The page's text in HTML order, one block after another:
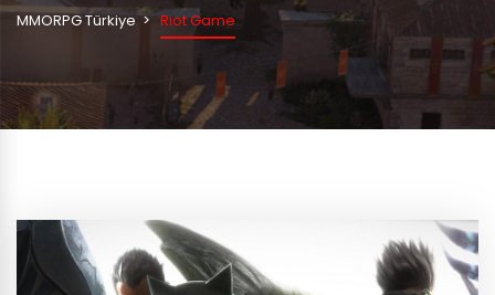
MMORPG Türkiye Riot Game